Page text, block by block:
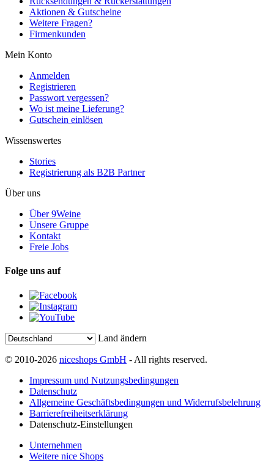
Aktionen & Gutscheine
Weitere Fragen?
Firmenkunden
Mein Konto
Anmelden
Registrieren
Passwort vergessen?
Wo ist meine Lieferung?
Gutschein einlösen
Wissenswertes
Stories
Registrierung als B2B Partner
Über uns
Über 9Weine
Unsere Gruppe
Kontakt
Freie Jobs
Folge uns auf
Land ändern
© 2010-2026 niceshops GmbH - All rights reserved.
Impressum und Nutzungsbedingungen
Datenschutz
Allgemeine Geschäftsbedingungen und Widerrufsbelehrung
Barrierefreiheitserklärung
Datenschutz-Einstellungen
Unternehmen
Weitere nice Shops